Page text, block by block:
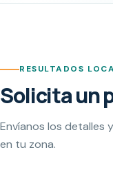
RESULTADOS
Solicita un
Envíanos los detalles
en tu zona.